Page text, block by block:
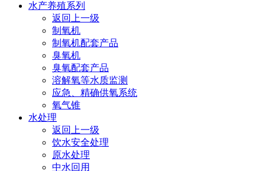
水产养殖系列
返回上一级
制氧机
制氧机配套产品
臭氧机
臭氧配套产品
溶解氧等水质监测
应急、精确供氧系统
氧气锥
水处理
返回上一级
饮水安全处理
原水处理
中水回用